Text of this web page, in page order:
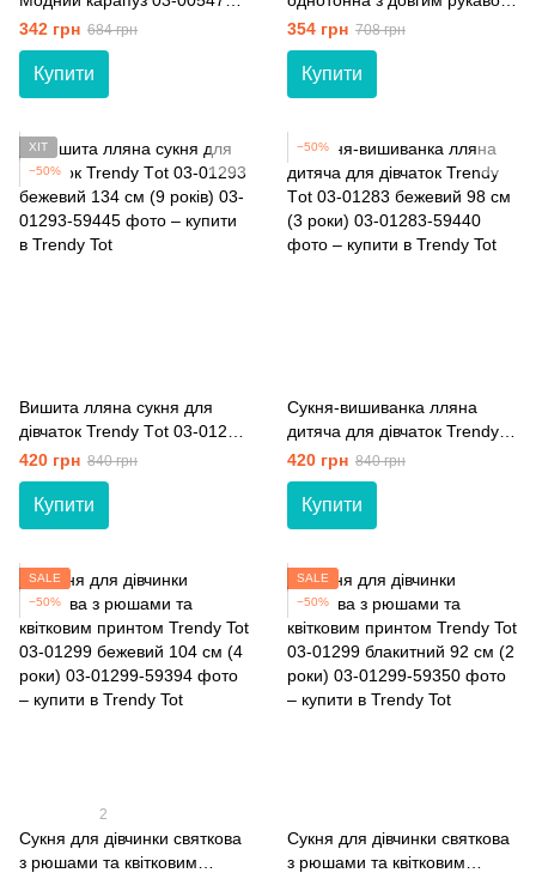
бордовий 128 см (8 років)
342 грн 684 грн
Купити
бавовна Trendy tot 03-01529
кораловий 134 см (9 років)
354 грн 708 грн
Купити
ХІТ
−50%
Вишита лляна сукня для
дівчаток Trendy Тot 03-01293
бежевий 134 см (9 років)
420 грн 840 грн
Купити
−50%
Сукня-вишиванка лляна
дитяча для дівчаток Trendy
Тot 03-01283 бежевий 98 см
(3 роки)
420 грн 840 грн
Купити
SALE
−50%
2
Сукня для дівчинки святкова
з рюшами та квітковим
SALE
−50%
Сукня для дівчинки святкова
з рюшами та квітковим